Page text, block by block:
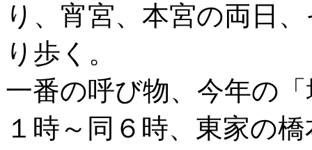
り、宵宮、本宮の両日
り歩く。
一番の呼び物、今年の
１時～同６時、東家の